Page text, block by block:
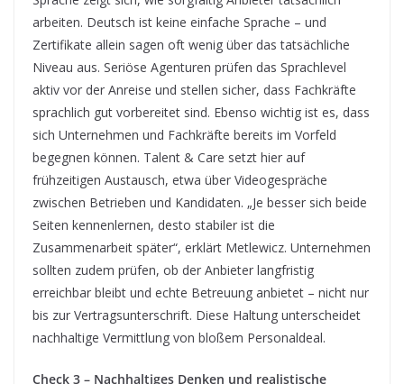
arbeiten. Deutsch ist keine einfache Sprache – und
Zertifikate allein sagen oft wenig über das tatsächliche
Niveau aus. Seriöse Agenturen prüfen das Sprachlevel
aktiv vor der Anreise und stellen sicher, dass Fachkräfte
sprachlich gut vorbereitet sind. Ebenso wichtig ist es, dass
sich Unternehmen und Fachkräfte bereits im Vorfeld
begegnen können. Talent & Care setzt hier auf
frühzeitigen Austausch, etwa über Videogespräche
zwischen Betrieben und Kandidaten. „Je besser sich beide
Seiten kennenlernen, desto stabiler ist die
Zusammenarbeit später“, erklärt Metlewicz. Unternehmen
sollten zudem prüfen, ob der Anbieter langfristig
erreichbar bleibt und echte Betreuung anbietet – nicht nur
bis zur Vertragsunterschrift. Diese Haltung unterscheidet
nachhaltige Vermittlung von bloßem Personaldeal.
Check 3 – Nachhaltiges Denken und realistische